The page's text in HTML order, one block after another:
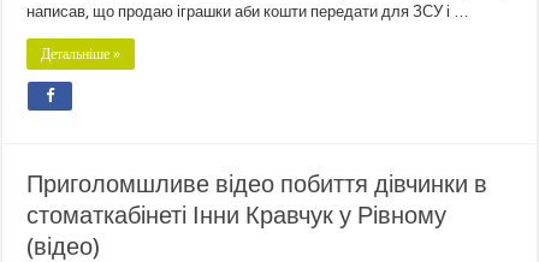
написав, що продаю іграшки аби кошти передати для ЗСУ і …
Детальніше »
Приголомшливе відео побиття дівчинки в
стоматкабінеті Інни Кравчук у Рівному
(відео)